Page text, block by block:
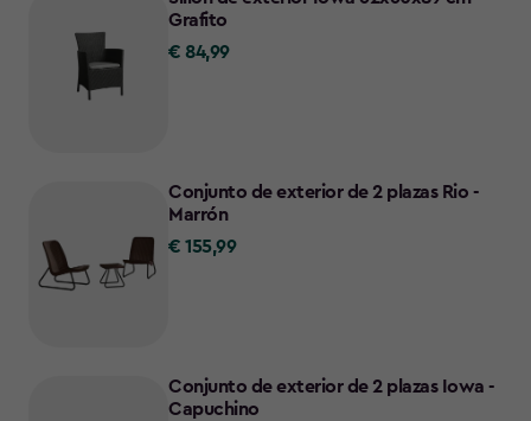
Grafito
€
€ 84,99
Conjunto de exterior de 2 plazas Rio -
Marrón
€
€ 155,99
Conjunto de exterior de 2 plazas Iowa -
Capuchino